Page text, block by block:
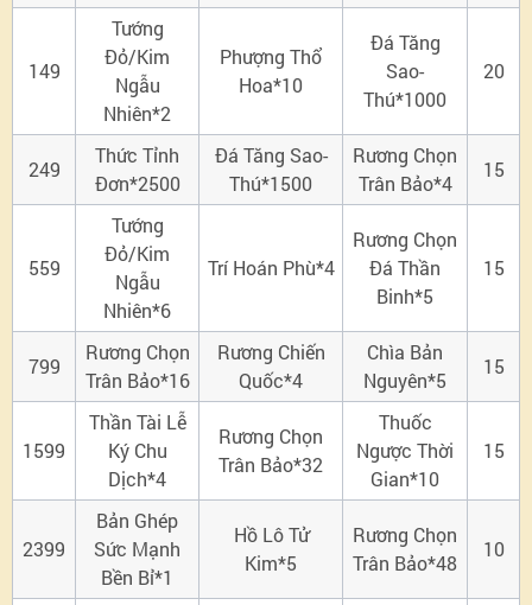
149
Tướng
Đỏ/Kim
Ngẫu
Nhiên*2
Phượng Thổ
Hoa*10
Đá Tăng
Sao-
Thú*1000
20
249
Thức Tỉnh
Đơn*2500
Đá Tăng Sao-
Thú*1500
Rương Chọn
Trân Bảo*4
15
559
Tướng
Đỏ/Kim
Ngẫu
Nhiên*6
Trí Hoán Phù*4
Rương Chọn
Đá Thần
Binh*5
15
799
Rương Chọn
Trân Bảo*16
Rương Chiến
Quốc*4
Chìa Bản
Nguyên*5
15
1599
Thần Tài Lễ
Ký Chu
Dịch*4
Rương Chọn
Trân Bảo*32
Thuốc
Ngược Thời
Gian*10
15
2399
Bản Ghép
Sức Mạnh
Bền Bỉ*1
Hồ Lô Tử
Kim*5
Rương Chọn
Trân Bảo*48
10